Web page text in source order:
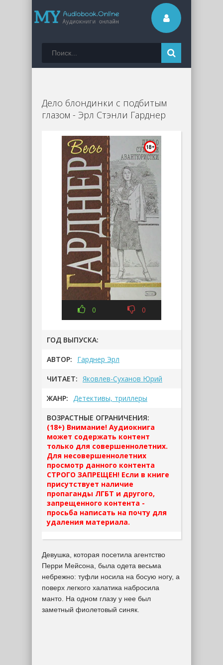
Дело блондинки с подбитым
глазом - Эрл Стэнли Гарднер
0 0
ГОД ВЫПУСКА:
АВТОР: Гарднер Эрл
ЧИТАЕТ: Яковлев-Суханов Юрий
ЖАНР: Детективы, триллеры
ВОЗРАСТНЫЕ ОГРАНИЧЕНИЯ:
(18+) Внимание! Аудиокнига
может содержать контент
только для совершеннолетних.
Для несовершеннолетних
просмотр данного контента
СТРОГО ЗАПРЕЩЕН! Если в книге
присутствует наличие
пропаганды ЛГБТ и другого,
запрещенного контента -
просьба написать на почту для
удаления материала.
Девушка, которая посетила агентство
Перри Мейсона, была одета весьма
небрежно: туфли носила на босую ногу, а
поверх легкого халатика набросила
манто. На одном глазу у нее был
заметный фиолетовый синяк.